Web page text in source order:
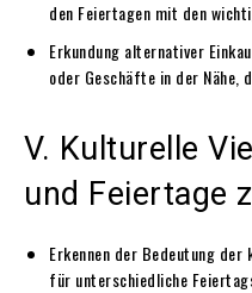
den Feiertagen mit den
Erkundung alternativer
oder Geschäfte in der Nähe,
V. Kulturelle
und Feiertage
Erkennen der Bedeutung
für unterschiedliche